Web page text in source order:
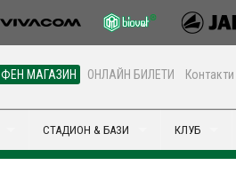
ФЕН МАГАЗИН ОНЛАЙН БИЛЕТИ Контакти
СТАДИОН & БАЗИ КЛУБ